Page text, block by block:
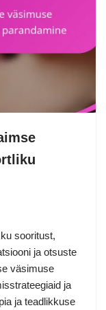
sooritust,
ja otsuste
väsimuse
ja
ja teadlikkuse